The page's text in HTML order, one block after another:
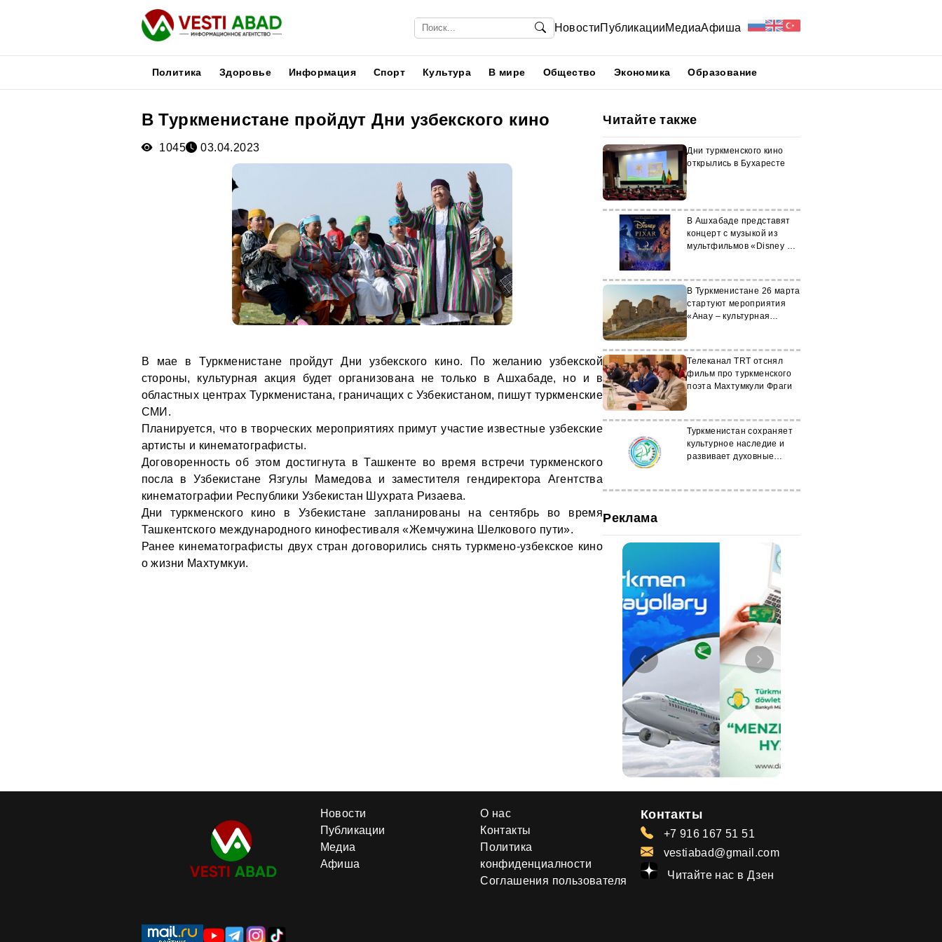
НовостиПубликацииМедиаАфиша
Политика Здоровье Информация Спорт Культура В мире Общество Экономика Образование
В Туркменистане пройдут Дни узбекского кино
1045 03.04.2023
В мае в Туркменистане пройдут Дни узбекского кино. По желанию узбекской
стороны, культурная акция будет организована не только в Ашхабаде, но и в
областных центрах Туркменистана, граничащих с Узбекистаном, пишут туркменские
СМИ.
Планируется, что в творческих мероприятиях примут участие известные узбекские
артисты и кинематографисты.
Договоренность об этом достигнута в Ташкенте во время встречи туркменского
посла в Узбекистане Язгулы Мамедова и заместителя гендиректора Агентства
кинематографии Республики Узбекистан Шухрата Ризаева.
Дни туркменского кино в Узбекистане запланированы на сентябрь во время
Ташкентского международного кинофестиваля «Жемчужина Шелкового пути».
Ранее кинематографисты двух стран договорились снять туркмено-узбекское кино
о жизни Махтумкуи.
Читайте также
Дни туркменского кино
открылись в Бухаресте
В Ашхабаде представят
концерт с музыкой из
мультфильмов «Disney &
В Туркменистане 26 марта
стартуют мероприятия
«Анау – культурная
Телеканал TRT отснял
фильм про туркменского
поэта Махтумкули Фраги
Туркменистан сохраняет
культурное наследие и
развивает духовные
Реклама
Новости
Публикации
Медиа
Афиша
О нас
Контакты
Политика
конфиденциалности
Соглашения пользователя
Контакты
+7 916 167 51 51
vestiabad@gmail.com
Читайте нас в Дзен